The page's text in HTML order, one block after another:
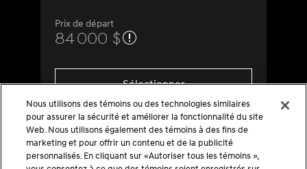
Prix de départ
84 000 $
Sélectionner
Nous utilisons des témoins ou des technologies similaires
pour assurer la sécurité et améliorer la fonctionnalité du site
Web. Nous utilisons également des témoins à des fins de
marketing et pour offrir un contenu et de la publicité
personnalisés. En cliquant sur «Autoriser tous les témoins »,